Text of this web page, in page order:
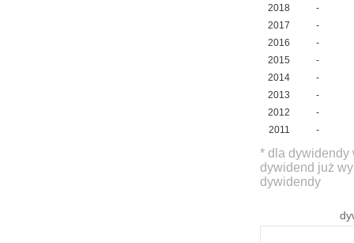
2018
-
2017
-
2016
-
2015
-
2014
-
2013
-
2012
-
2011
-
* dla dywidendy
dywidend już
dywidendy